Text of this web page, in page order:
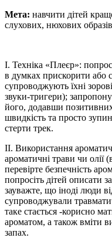
Мета: навчити дітей
слухових, нюхових
І. Техніка «Плеєр»:
в думках прискорити або
супроводжують їхні
звуки-тригери);
його, додавши позитивних
швидкість та просто
стерти трек.
ІІ. Використання
ароматичні трави чи олії
перевірте безпечність
попросіть дітей описати
зауважте, що іноді люди
супроводжували
таке стається -корисно
ароматом, а також вміти
запах.